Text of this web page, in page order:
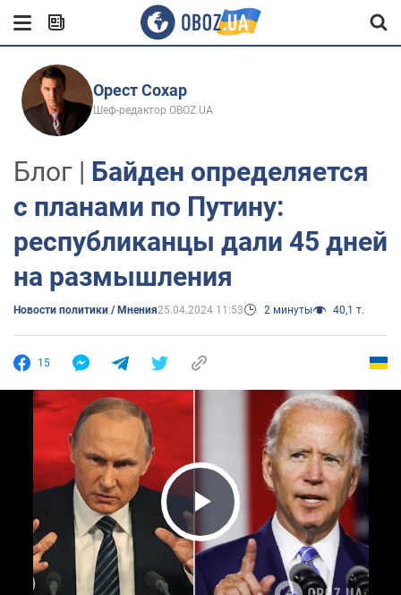
Орест Сохар
Шеф-редактор OBOZ.UA
Блог | Байден определяется
с планами по Путину:
республиканцы дали 45 дней
на размышления
Новости политики / Мнения25.04.2024 11:53 2 минуты 40,1 т.
15
Play Video